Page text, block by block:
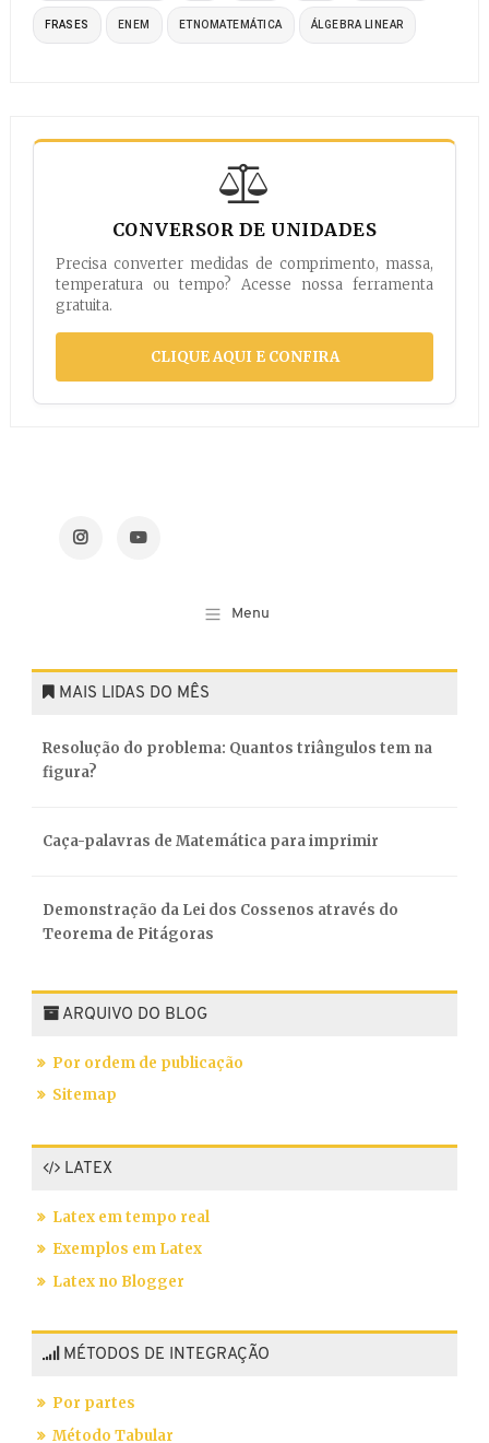
FRASES ENEM ETNOMATEMÁTICA ÁLGEBRA LINEAR
CONVERSOR DE UNIDADES
Precisa converter medidas de comprimento, massa,
temperatura ou tempo? Acesse nossa ferramenta
gratuita.
CLIQUE AQUI E CONFIRA
MAIS LIDAS DO MÊS
Resolução do problema: Quantos triângulos tem na
figura?
Caça-palavras de Matemática para imprimir
Demonstração da Lei dos Cossenos através do
Teorema de Pitágoras
ARQUIVO DO BLOG
Por ordem de publicação
Sitemap
LATEX
Latex em tempo real
Exemplos em Latex
Latex no Blogger
MÉTODOS DE INTEGRAÇÃO
Por partes
Método Tabular